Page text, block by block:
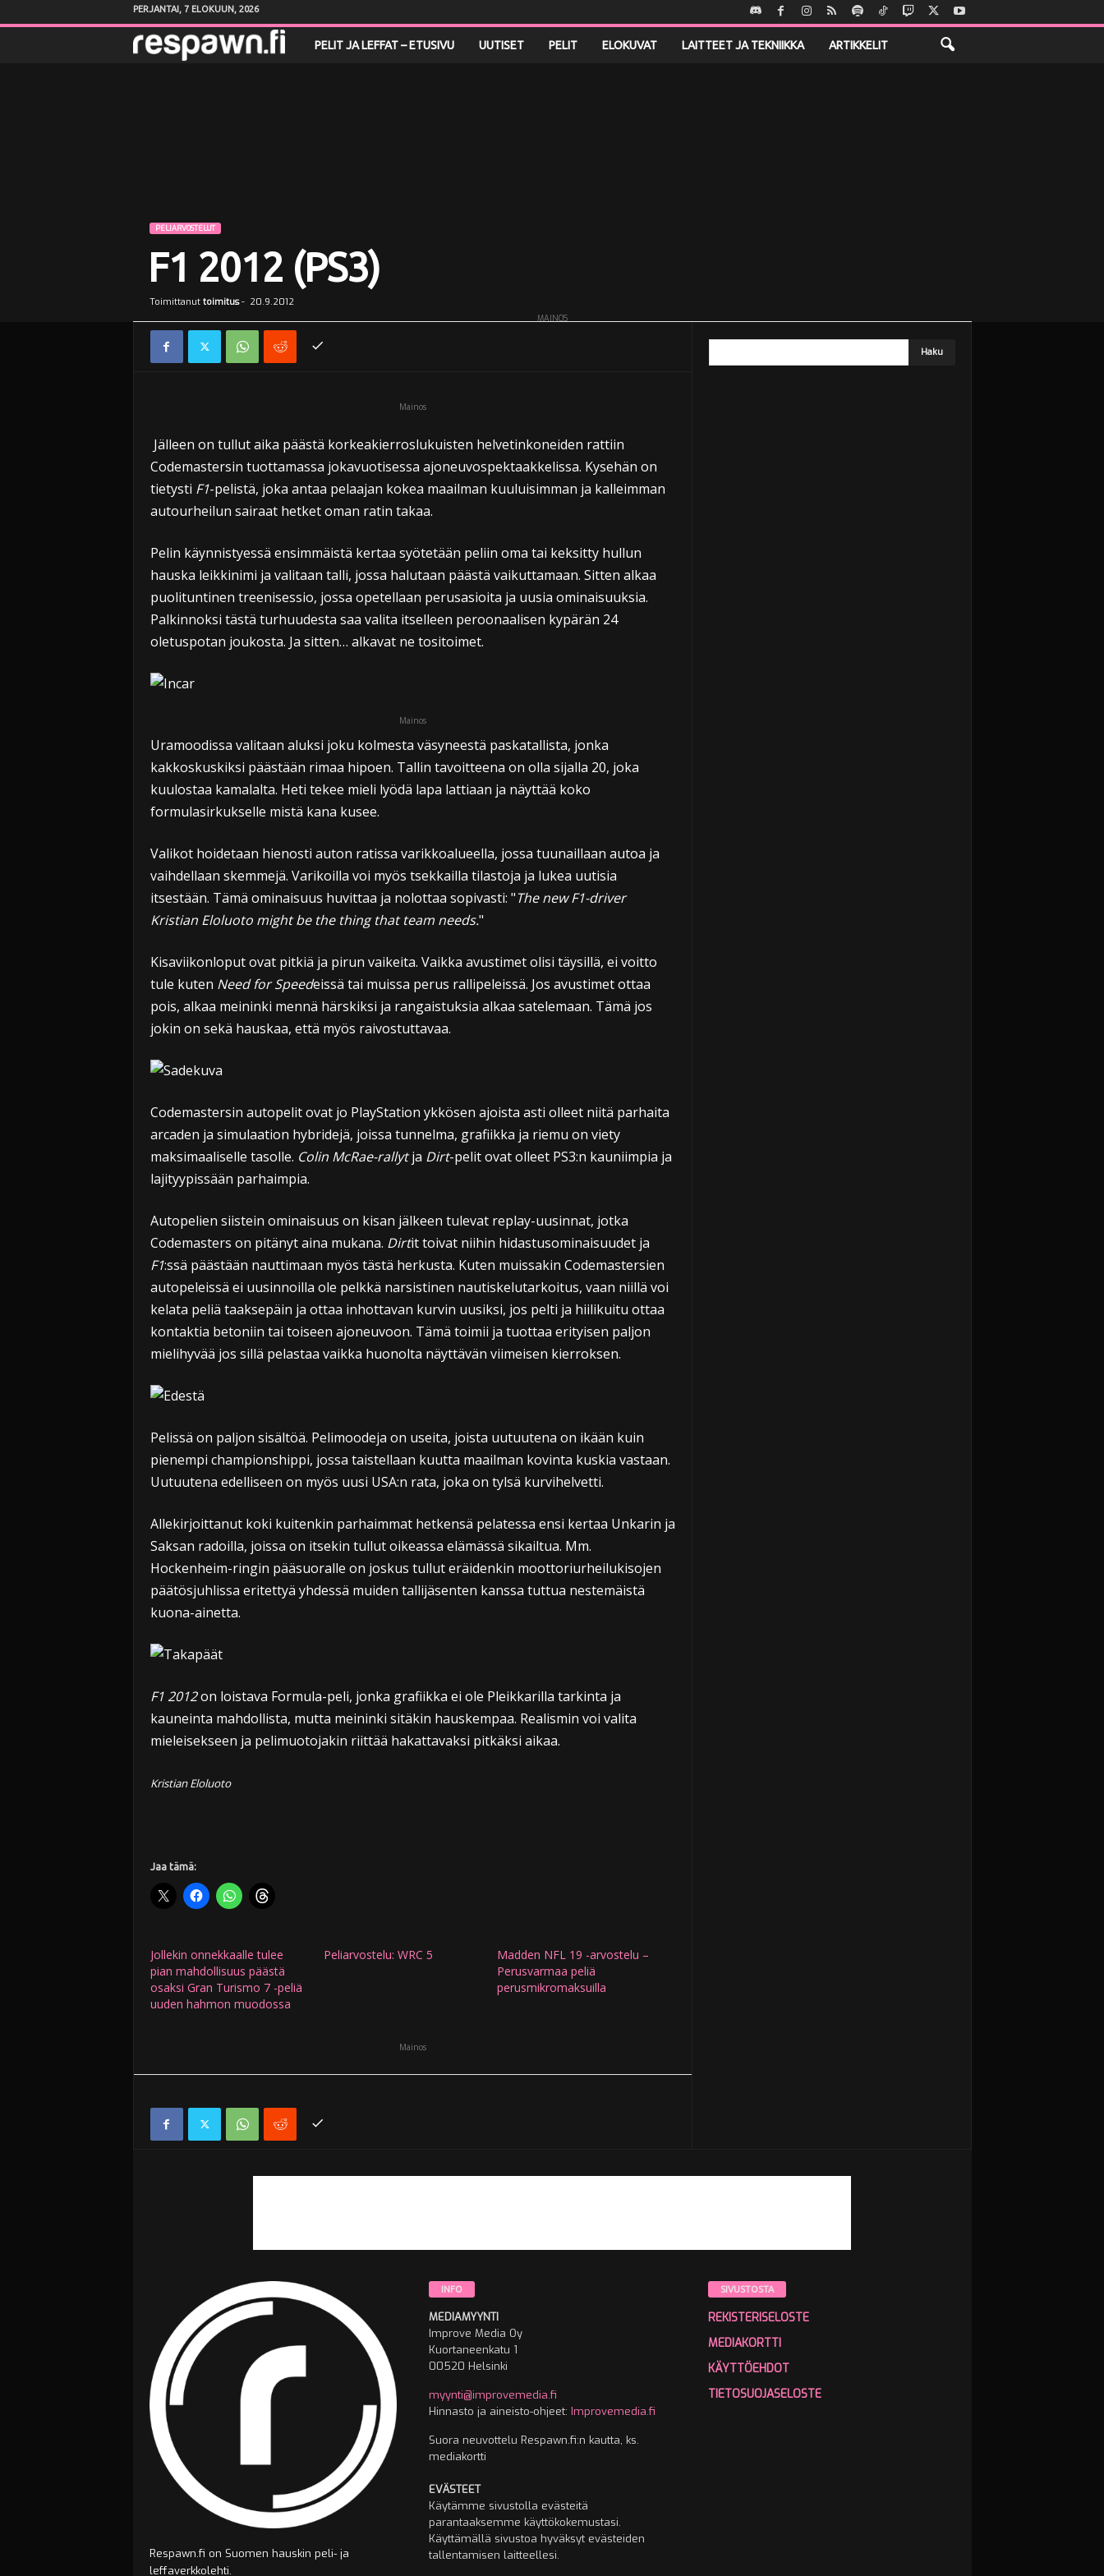
PERJANTAI, 7 ELOKUUN, 2026
n
PELIT JA LEFFAT – ETUSIVU UUTISET PELIT ELOKUVAT LAITTEET JA TEKNIIKKA ARTIKKELIT
MAINOS
PELIARVOSTELUT
F1 2012 (PS3)
Toimittanut toimitus- 20.9.2012
Mainos
Jälleen on tullut aika päästä korkeakierroslukuisten helvetinkoneiden rattiin
Codemastersin tuottamassa jokavuotisessa ajoneuvospektaakkelissa. Kysehän on
tietysti F1-pelistä, joka antaa pelaajan kokea maailman kuuluisimman ja kalleimman
autourheilun sairaat hetket oman ratin takaa.
Pelin käynnistyessä ensimmäistä kertaa syötetään peliin oma tai keksitty hullun
hauska leikkinimi ja valitaan talli, jossa halutaan päästä vaikuttamaan. Sitten alkaa
puolituntinen treenisessio, jossa opetellaan perusasioita ja uusia ominaisuuksia.
Palkinnoksi tästä turhuudesta saa valita itselleen peroonaalisen kypärän 24
oletuspotan joukosta. Ja sitten… alkavat ne tositoimet.
Mainos
Uramoodissa valitaan aluksi joku kolmesta väsyneestä paskatallista, jonka
kakkoskuskiksi päästään rimaa hipoen. Tallin tavoitteena on olla sijalla 20, joka
kuulostaa kamalalta. Heti tekee mieli lyödä lapa lattiaan ja näyttää koko
formulasirkukselle mistä kana kusee.
Valikot hoidetaan hienosti auton ratissa varikkoalueella, jossa tuunaillaan autoa ja
vaihdellaan skemmejä. Varikoilla voi myös tsekkailla tilastoja ja lukea uutisia
itsestään. Tämä ominaisuus huvittaa ja nolottaa sopivasti: "The new F1-driver
Kristian Eloluoto might be the thing that team needs."
Kisaviikonloput ovat pitkiä ja pirun vaikeita. Vaikka avustimet olisi täysillä, ei voitto
tule kuten Need for Speedeissä tai muissa perus rallipeleissä. Jos avustimet ottaa
pois, alkaa meininki mennä härskiksi ja rangaistuksia alkaa satelemaan. Tämä jos
jokin on sekä hauskaa, että myös raivostuttavaa.
Codemastersin autopelit ovat jo PlayStation ykkösen ajoista asti olleet niitä parhaita
arcaden ja simulaation hybridejä, joissa tunnelma, grafiikka ja riemu on viety
maksimaaliselle tasolle. Colin McRae-rallytja Dirt-pelit ovat olleet PS3:n kauniimpia ja
lajityypissään parhaimpia.
Autopelien siistein ominaisuus on kisan jälkeen tulevat replay-uusinnat, jotka
Codemasters on pitänyt aina mukana. Dirtit toivat niihin hidastusominaisuudet ja
F1:ssä päästään nauttimaan myös tästä herkusta. Kuten muissakin Codemastersien
autopeleissä ei uusinnoilla ole pelkkä narsistinen nautiskelutarkoitus, vaan niillä voi
kelata peliä taaksepäin ja ottaa inhottavan kurvin uusiksi, jos pelti ja hiilikuitu ottaa
kontaktia betoniin tai toiseen ajoneuvoon. Tämä toimii ja tuottaa erityisen paljon
mielihyvää jos sillä pelastaa vaikka huonolta näyttävän viimeisen kierroksen.
Pelissä on paljon sisältöä. Pelimoodeja on useita, joista uutuutena on ikään kuin
pienempi championshippi, jossa taistellaan kuutta maailman kovinta kuskia vastaan.
Uutuutena edelliseen on myös uusi USA:n rata, joka on tylsä kurvihelvetti.
Allekirjoittanut koki kuitenkin parhaimmat hetkensä pelatessa ensi kertaa Unkarin ja
Saksan radoilla, joissa on itsekin tullut oikeassa elämässä sikailtua. Mm.
Hockenheim-ringin pääsuoralle on joskus tullut eräidenkin moottoriurheilukisojen
päätösjuhlissa eritettyä yhdessä muiden tallijäsenten kanssa tuttua nestemäistä
kuona-ainetta.
F1 2012on loistava Formula-peli, jonka grafiikka ei ole Pleikkarilla tarkinta ja
kauneinta mahdollista, mutta meininki sitäkin hauskempaa. Realismin voi valita
mieleisekseen ja pelimuotojakin riittää hakattavaksi pitkäksi aikaa.
Kristian Eloluoto
Jaa tämä:
Jollekin onnekkaalle tulee
pian mahdollisuus päästä
osaksi Gran Turismo 7 -peliä
uuden hahmon muodossa
Peliarvostelu: WRC 5
Madden NFL 19 -arvostelu –
Perusvarmaa peliä
perusmikromaksuilla
Mainos
Respawn.fi on Suomen hauskin peli- ja
leffaverkkolehti.
INFO
MEDIAMYYNTI
Improve Media Oy
Kuortaneenkatu 1
00520 Helsinki
myynti@improvemedia.fi
Hinnasto ja aineisto-ohjeet: Improvemedia.fi
Suora neuvottelu Respawn.fi:n kautta, ks.
mediakortti
EVÄSTEET
Käytämme sivustolla evästeitä
parantaaksemme käyttökokemustasi.
Käyttämällä sivustoa hyväksyt evästeiden
tallentamisen laitteellesi.
SIVUSTOSTA
REKISTERISELOSTE
MEDIAKORTTI
KÄYTTÖEHDOT
TIETOSUOJASELOSTE